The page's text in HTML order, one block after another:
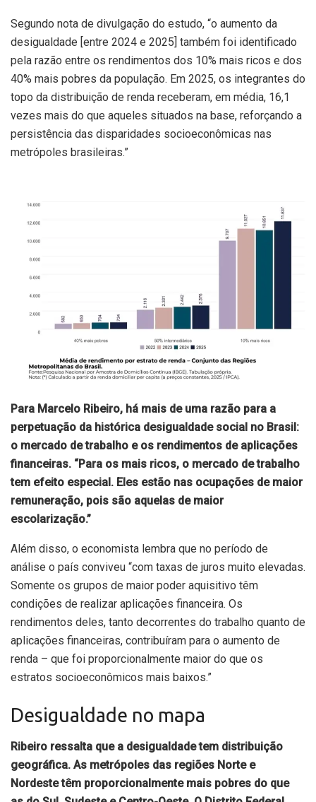
Segundo nota de divulgação do estudo, “o aumento da
desigualdade [entre 2024 e 2025] também foi identificado
pela razão entre os rendimentos dos 10% mais ricos e dos
40% mais pobres da população. Em 2025, os integrantes do
topo da distribuição de renda receberam, em média, 16,1
vezes mais do que aqueles situados na base, reforçando a
persistência das disparidades socioeconômicas nas
metrópoles brasileiras.”
Para Marcelo Ribeiro, há mais de uma razão para a
perpetuação da histórica desigualdade social no Brasil:
o mercado de trabalho e os rendimentos de aplicações
financeiras. “Para os mais ricos, o mercado de trabalho
tem efeito especial. Eles estão nas ocupações de maior
remuneração, pois são aquelas de maior
escolarização.”
Além disso, o economista lembra que no período de
análise o país conviveu “com taxas de juros muito elevadas.
Somente os grupos de maior poder aquisitivo têm
condições de realizar aplicações financeira. Os
rendimentos deles, tanto decorrentes do trabalho quanto de
aplicações financeiras, contribuíram para o aumento de
renda – que foi proporcionalmente maior do que os
estratos socioeconômicos mais baixos.”
Desigualdade no mapa
Ribeiro ressalta que a desigualdade tem distribuição
geográfica. As metrópoles das regiões Norte e
Nordeste têm proporcionalmente mais pobres do que